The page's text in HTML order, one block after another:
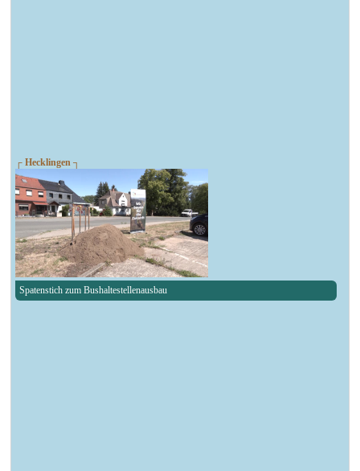
┌ Hecklingen ┐
Spatenstich zum Bushaltestellenausbau